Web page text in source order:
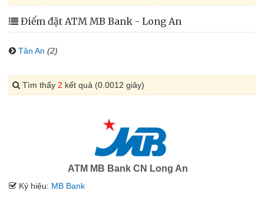
Điểm đặt ATM MB Bank - Long An
Tân An (2)
Tìm thấy 2 kết quả (0.0012 giây)
ATM MB Bank CN Long An
Ký hiệu: MB Bank